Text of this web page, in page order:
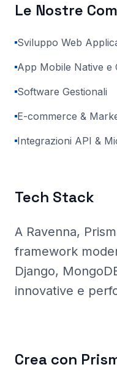
Le Nostre
Sviluppo Web
App Mobile Native e
Software Gestionali
E-commerce &
Integrazioni API &
Tech Stack
A Ravenna,
framework
Django,
innovative e
Crea con